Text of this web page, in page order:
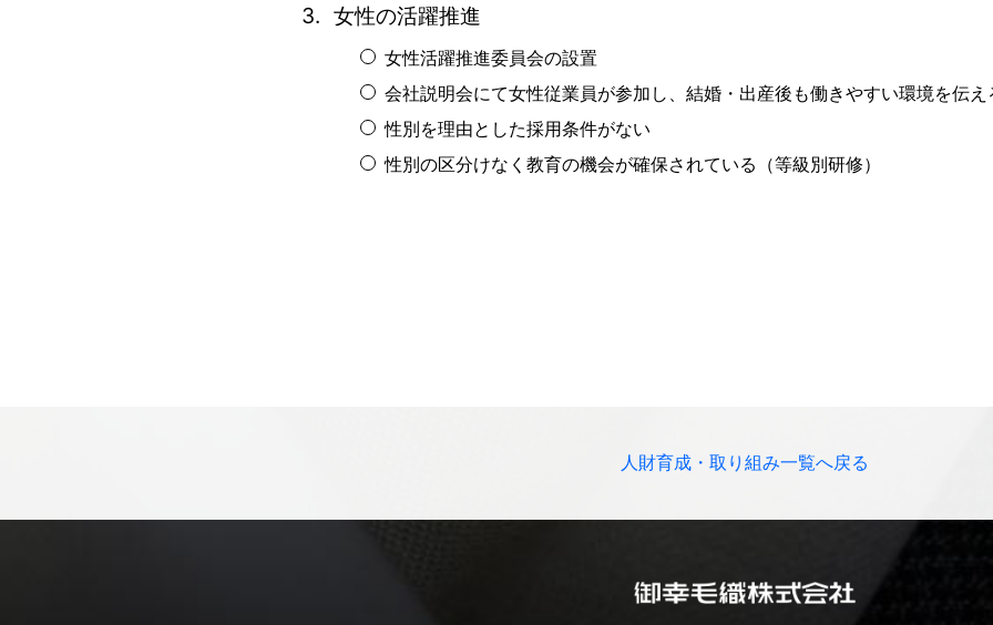
女性の活躍推進
女性活躍推進委員会の設置
会社説明会にて女性従業員が参加し、結婚・出産後も働きやすい環境を伝え
性別を理由とした採用条件がない
性別の区分けなく教育の機会が確保されている（等級別研修）
人財育成・取り組み一覧へ戻る